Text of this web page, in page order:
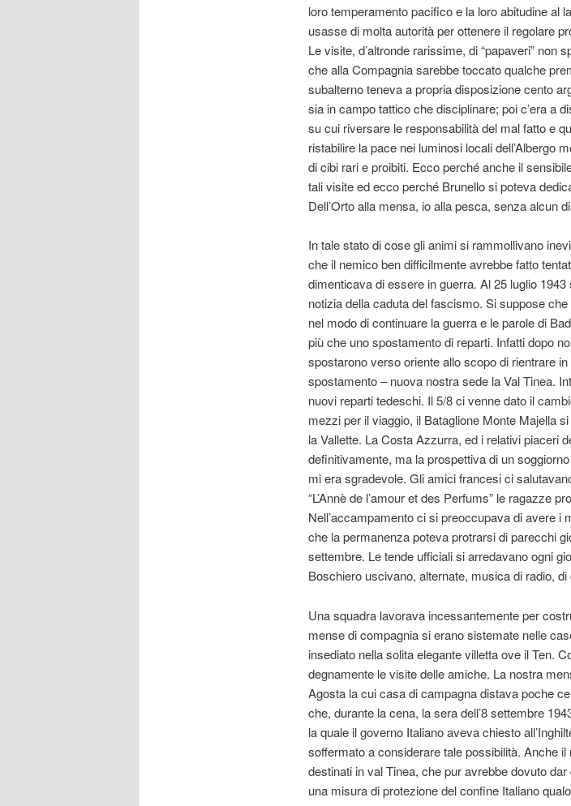
loro temperamento pacifico e la loro abitudine al
usasse di molta autorità per ottenere il regolare
Le visite, d’altronde rarissime, di “papaveri” non
che alla Compagnia sarebbe toccato qualche
subalterno teneva a propria disposizione cento
sia in campo tattico che disciplinare; poi c’era a
su cui riversare le responsabilità del mal fatto e
ristabilire la pace nei luminosi locali dell’Albergo
di cibi rari e proibiti. Ecco perché anche il
tali visite ed ecco perché Brunello si poteva
Dell’Orto alla mensa, io alla pesca, senza alcun
In tale stato di cose gli animi si rammollivano
che il nemico ben difficilmente avrebbe fatto
dimenticava di essere in guerra. Al 25 luglio
notizia della caduta del fascismo. Si suppose
nel modo di continuare la guerra e le parole di
più che uno spostamento di reparti. Infatti dopo
spostarono verso oriente allo scopo di rientrare
spostamento – nuova nostra sede la Val Tinea.
nuovi reparti tedeschi. Il 5/8 ci venne dato il
mezzi per il viaggio, il Bataglione Monte Majella
la Vallette. La Costa Azzurra, ed i relativi piaceri
definitivamente, ma la prospettiva di un
mi era sgradevole. Gli amici francesi ci
“L’Annè de l’amour et des Perfums” le ragazze
Nell’accampamento ci si preoccupava di avere i
che la permanenza poteva protrarsi di parecchi
settembre. Le tende ufficiali si arredavano ogni
Boschiero uscivano, alternate, musica di radio,
Una squadra lavorava incessantemente per
mense di compagnia si erano sistemate nelle
insediato nella solita elegante villetta ove il Ten.
degnamente le visite delle amiche. La nostra
Agosta la cui casa di campagna distava poche
che, durante la cena, la sera dell’8 settembre
la quale il governo Italiano aveva chiesto
soffermato a considerare tale possibilità. Anche
destinati in val Tinea, che pur avrebbe dovuto
una misura di protezione del confine Italiano